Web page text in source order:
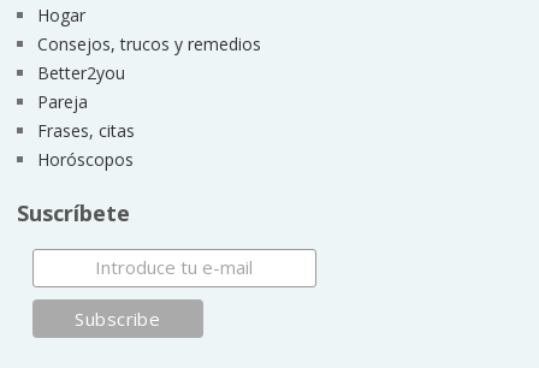
Hogar
Consejos, trucos y remedios
Better2you
Pareja
Frases, citas
Horóscopos
Suscríbete